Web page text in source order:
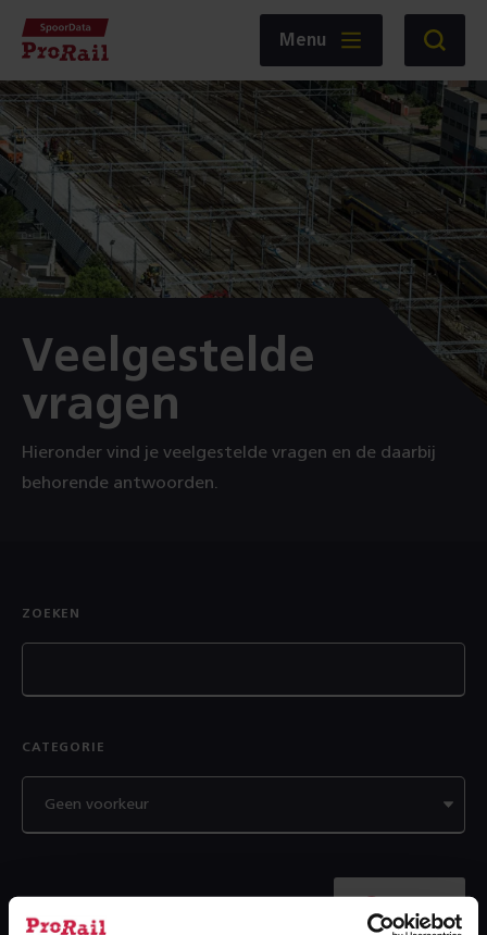
Navigatie
Homepage
ProRail
Menu Zoeken
:
Veelgestelde
vragen
Hieronder vind je veelgestelde vragen en de daarbij
behorende antwoorden.
ZOEKEN
CATEGORIE